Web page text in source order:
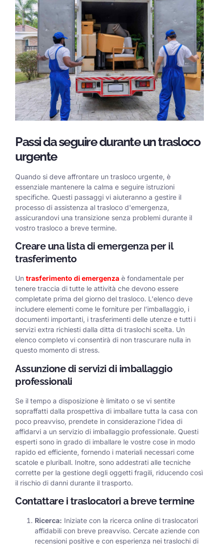
Passi da seguire durante un trasloco
urgente
Quando si deve affrontare un trasloco urgente, è
essenziale mantenere la calma e seguire istruzioni
specifiche. Questi passaggi vi aiuteranno a gestire il
processo di assistenza al trasloco d'emergenza,
assicurandovi una transizione senza problemi durante il
vostro trasloco a breve termine.
Creare una lista di emergenza per il
trasferimento
Un trasferimento di emergenza è fondamentale per
tenere traccia di tutte le attività che devono essere
completate prima del giorno del trasloco. L'elenco deve
includere elementi come le forniture per l'imballaggio, i
documenti importanti, i trasferimenti delle utenze e tutti i
servizi extra richiesti dalla ditta di traslochi scelta. Un
elenco completo vi consentirà di non trascurare nulla in
questo momento di stress.
Assunzione di servizi di imballaggio
professionali
Se il tempo a disposizione è limitato o se vi sentite
sopraffatti dalla prospettiva di imballare tutta la casa con
poco preavviso, prendete in considerazione l'idea di
affidarvi a un servizio di imballaggio professionale. Questi
esperti sono in grado di imballare le vostre cose in modo
rapido ed efficiente, fornendo i materiali necessari come
scatole e pluriball. Inoltre, sono addestrati alle tecniche
corrette per la gestione degli oggetti fragili, riducendo così
il rischio di danni durante il trasporto.
Contattare i traslocatori a breve termine
Ricerca: Iniziate con la ricerca online di traslocatori
affidabili con breve preavviso. Cercate aziende con
recensioni positive e con esperienza nei traslochi di